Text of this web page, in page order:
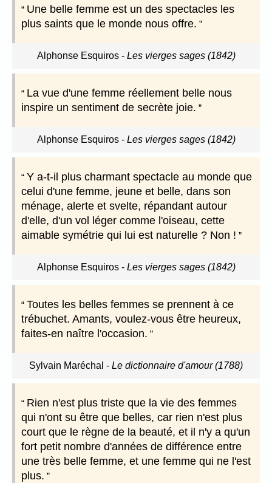
Une belle femme est un des spectacles les
plus saints que le monde nous offre.
Alphonse Esquiros- Les vierges sages (1842)
La vue d'une femme réellement belle nous
inspire un sentiment de secrète joie.
Alphonse Esquiros- Les vierges sages (1842)
Y a-t-il plus charmant spectacle au monde que
celui d'une femme, jeune et belle, dans son
ménage, alerte et svelte, répandant autour
d'elle, d'un vol léger comme l'oiseau, cette
aimable symétrie qui lui est naturelle ? Non !
Alphonse Esquiros- Les vierges sages (1842)
Toutes les belles femmes se prennent à ce
trébuchet. Amants, voulez-vous être heureux,
faites-en naître l'occasion.
Sylvain Maréchal - Le dictionnaire d'amour (1788)
Rien n'est plus triste que la vie des femmes
qui n'ont su être que belles, car rien n'est plus
court que le règne de la beauté, et il n'y a qu'un
fort petit nombre d'années de différence entre
une très belle femme, et une femme qui ne l'est
plus.